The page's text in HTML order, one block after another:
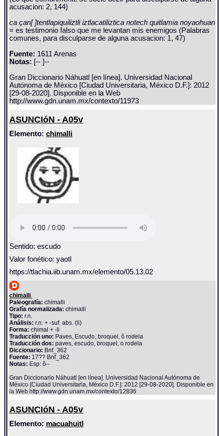
acusacion: 2, 144)
ca çan[ ]tentlapiquiliztli iztlacatiliztica notech quitlamia noyaohuan
= es testimonio falso que me levantan mis enemigos (Palabras
comunes, para disculparse de alguna acusacion: 1, 47)
Fuente: 1611 Arenas
Notas: [-- ]--
Gran Diccionario Náhuatl [en línea]. Universidad Nacional
Autónoma de México [Ciudad Universitaria, México D.F.]: 2012
[29-08-2020]. Disponible en la Web
http://www.gdn.unam.mx/contexto/11973
ASUNCIóN - A05v
Elemento:chimalli
Sentido: escudo
Valor fonético: yaotl
https://tlachia.iib.unam.mx/elemento/05.13.02
chimalli
Paleografía: chimalli
Grafía normalizada: chimalli
Tipo: r.n.
Análisis: r.n. + -suf. abs. (li)
Forma: chimal + -li
Traducción uno: Paves, Escudo, broquel, ô rodela
Traducción dos: paves, escudo, broquel, o rodela
Diccionario: Bnf_362
Fuente: 17?? Bnf_362
Notas: Esp: ô--
Gran Diccionario Náhuatl [en línea]. Universidad Nacional Autónoma de
México [Ciudad Universitaria, México D.F.]: 2012 [29-08-2020]. Disponible en
la Web http://www.gdn.unam.mx/contexto/12836
ASUNCIóN - A05v
Elemento: macuahuitl